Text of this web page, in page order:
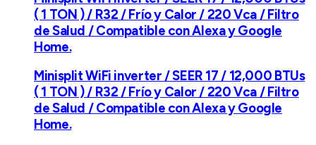
( 1 TON ) / R32 / Frío y Calor / 220 Vca / Filtro
de Salud / Compatible con Alexa y Google
Home.
Minisplit WiFi inverter / SEER 17 / 12,000 BTUs
( 1 TON ) / R32 / Frío y Calor / 220 Vca / Filtro
de Salud / Compatible con Alexa y Google
Home.